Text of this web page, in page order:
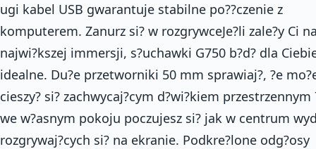
ugi kabel USB gwarantuje stabilne po??czenie z
komputerem. Zanurz si? w rozgrywceJe?li zale?y Ci
najwi?kszej immersji, s?uchawki G750 b?d? dla
idealne. Du?e przetworniki 50 mm sprawiaj?, ?e
cieszy? si? zachwycaj?cym d?wi?kiem przestrzennym
we w?asnym pokoju poczujesz si? jak w centrum
rozgrywaj?cych si? na ekranie. Podkre?lone odg?osy